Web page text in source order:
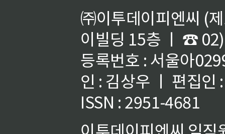
㈜이투데이피엔씨 (
이빌딩 15층 ㅣ ☎
등록번호 : 서울아
인 : 김상우 ㅣ 편집인
ISSN : 2951-4681